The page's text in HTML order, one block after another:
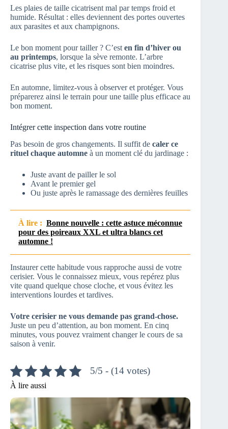
Les plaies de taille cicatrisent mal par temps froid et
humide. Résultat : elles deviennent des portes ouvertes
aux parasites et aux champignons.
Le bon moment pour tailler ? C’est en fin d’hiver ou
au printemps, lorsque la sève remonte. L’arbre
cicatrise plus vite, et les risques sont bien moindres.
En automne, limitez-vous à observer et protéger. Vous
préparerez ainsi le terrain pour une taille plus efficace au
bon moment.
Intégrer cette inspection dans votre routine
Pas besoin de gros changements. Il suffit de caler ce
rituel chaque automne à un moment clé du jardinage :
Juste avant de pailler le sol
Avant le premier gel
Ou juste après le ramassage des dernières feuilles
À lire : Bonne nouvelle : cette astuce méconnue
pour des poireaux XXL et ultra blancs cet
automne !
Instaurer cette habitude vous rapproche aussi de votre
cerisier. Vous le connaissez mieux, vous repérez plus
vite quand quelque chose cloche, et vous évitez les
interventions lourdes et tardives.
Votre cerisier ne vous demande pas grand-chose.
Juste un peu d’attention, au bon moment. En cinq
minutes, vous pouvez vraiment changer le cours de sa
saison à venir.
5/5 - (14 votes)
À lire aussi